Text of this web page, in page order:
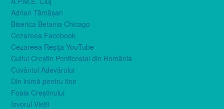
Adrian Tămăşan
Biserica Betania Chicago
Cezareea Facebook
Cezareea Reşiţa YouTube
Cultul Creştin Penticostal din România
Cuvântul Adevărului
Din inimă pentru tine
Foaia Creştinului
Izvorul Vieţii